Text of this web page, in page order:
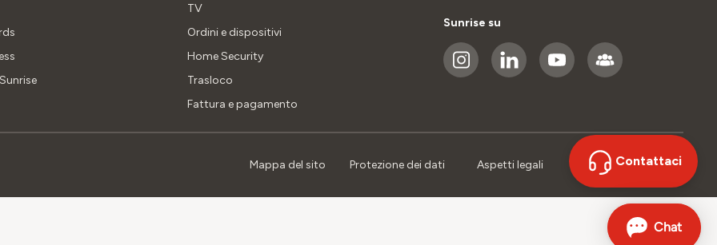
TV
Ordini e dispositivi
Home Security
Trasloco
Fattura e pagamento
Sunrise su
Mappa del sito Protezione dei dati Aspetti legali Informazione legale
Contattaci